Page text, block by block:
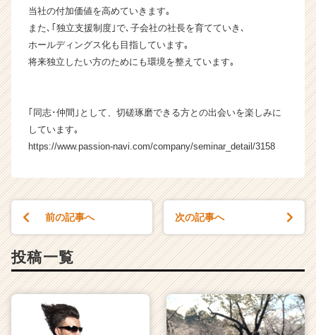
ア
キ
リ
ア
e
e
当社の付加価値を高めていきます｡
また､｢独立支援制度｣で､子会社の社長を育てていき､
ホールディングス化も目指しています｡
将来独立したい方のためにも環境を整えています｡
｢同志･仲間｣として、切磋琢磨できる方との出会いを楽しみに
しています｡
https://www.passion-navi.com/company/seminar_detail/3158
前の記事へ 次の記事へ
投稿一覧